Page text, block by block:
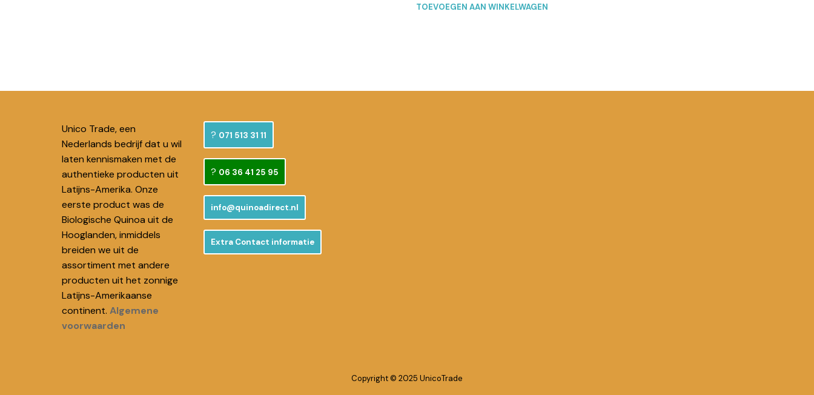
TOEVOEGEN AAN WINKELWAGEN
Unico Trade, een
Nederlands bedrijf dat u wil
laten kennismaken met de
authentieke producten uit
Latijns-Amerika. Onze
eerste product was de
Biologische Quinoa uit de
Hooglanden, inmiddels
breiden we uit de
assortiment met andere
producten uit het zonnige
Latijns-Amerikaanse
continent. Algemene
voorwaarden
071 513 31 11
06 36 41 25 95
info@quinoadirect.nl
Extra Contact informatie
Copyright © 2025 UnicoTrade